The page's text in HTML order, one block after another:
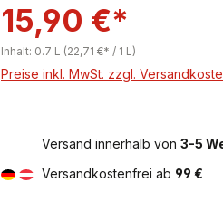
15,90 €*
Inhalt: 0.7 L (22,71 €* / 1 L)
Preise inkl. MwSt. zzgl.
Versand innerhalb von 3-5
Versandkostenfrei ab 99 €